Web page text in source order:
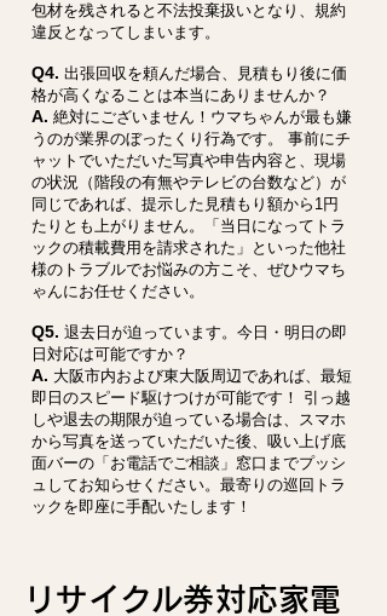
包材を残されると不法投棄扱いとなり、規約
違反となってしまいます。
Q4. 出張回収を頼んだ場合、見積もり後に価
格が高くなることは本当にありませんか？
A. 絶対にございません！ウマちゃんが最も嫌
うのが業界のぼったくり行為です。 事前にチ
ャットでいただいた写真や申告内容と、現場
の状況（階段の有無やテレビの台数など）が
同じであれば、提示した見積もり額から1円
たりとも上がりません。「当日になってトラ
ックの積載費用を請求された」といった他社
様のトラブルでお悩みの方こそ、ぜひウマち
ゃんにお任せください。
Q5. 退去日が迫っています。今日・明日の即
日対応は可能ですか？
A. 大阪市内および東大阪周辺であれば、最短
即日のスピード駆けつけが可能です！ 引っ越
しや退去の期限が迫っている場合は、スマホ
から写真を送っていただいた後、吸い上げ底
面バーの「お電話でご相談」窓口までプッシ
ュしてお知らせください。最寄りの巡回トラ
ックを即座に手配いたします！
リサイクル券対応家電